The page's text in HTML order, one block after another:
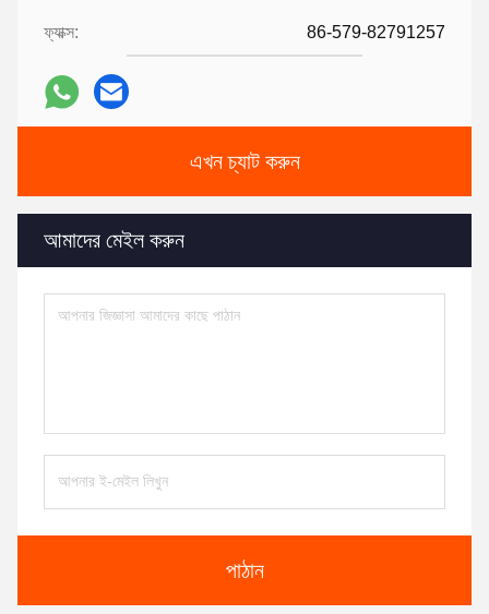
ফ্যাক্স: 86-579-82791257
এখন চ্যাট করুন
আমাদের মেইল ​​করুন
পাঠান